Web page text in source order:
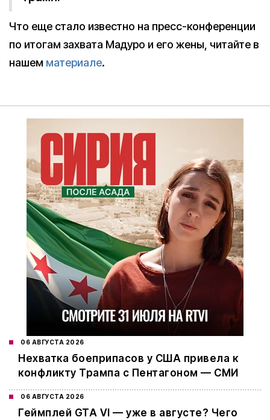
Что еще стало известно на пресс-конференции
по итогам захвата Мадуро и его жены, читайте в
нашем материале.
06 АВГУСТА 2026
Нехватка боеприпасов у США привела к
конфликту Трампа с Пентагоном — СМИ
06 АВГУСТА 2026
Геймплей GTA VI — уже в августе? Чего